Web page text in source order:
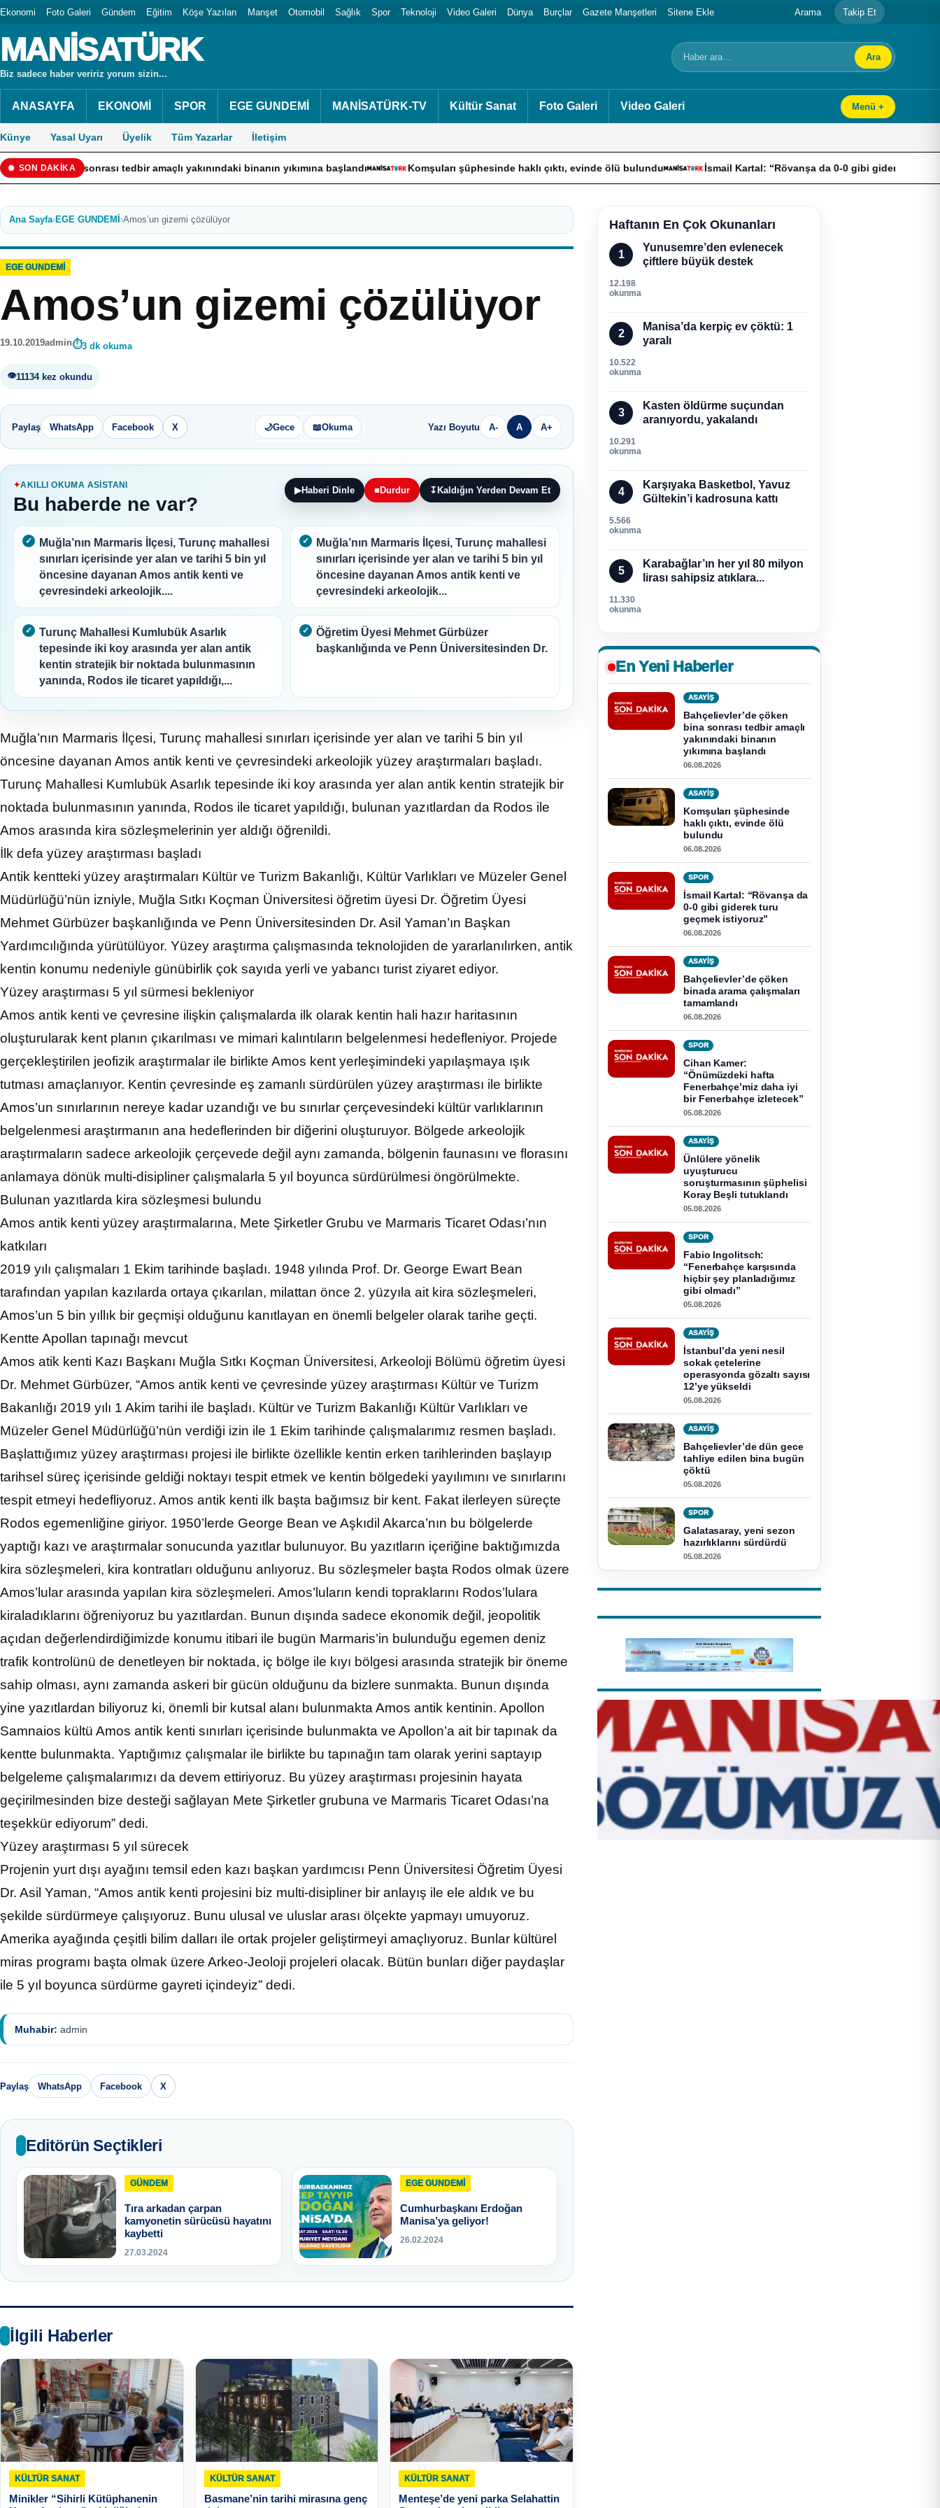
Ekonomi Foto Galeri Gündem Eğitim Köşe Yazıları Manşet Otomobil Sağlık Spor Teknoloji Video Galeri Dünya Burçlar Gazete Manşetleri Sitene Ekle Arama Takip Et
MANİSATÜRK
Biz sadece haber veririz yorum sizin...
Arama Ara
ANASAYFA EKONOMİ SPOR EGE GUNDEMİ MANİSATÜRK-TV Kültür Sanat Foto Galeri Video Galeri Menü +
Künye Yasal Uyarı Üyelik Tüm Yazarlar İletişim
SON DAKİKA
tedbir amaçlı yakınındaki binanın yıkımına başlandı Komşuları şüphesinde haklı çıktı, evinde ölü bulundu İsmail Kartal: “Rövanşa da 0-0 gibi giderek turu geçmek istiyoruz”
Ana Sayfa›EGE GUNDEMİ ›Amos’un gizemi çözülüyor
EGE GUNDEMİ
Amos’un gizemi çözülüyor
19.10.2019admin 3 dk okuma
11134 kez okundu
Paylaş WhatsApp Facebook X 🌙Gece 📖Okuma Yazı Boyutu A- A A+
AKILLI OKUMA ASISTANI
Bu haberde ne var?
▶Haberi Dinle ■ Durdur ↧ Kaldığın Yerden Devam Et
Muğla’nın Marmaris İlçesi, Turunç mahallesi
sınırları içerisinde yer alan ve tarihi 5 bin yıl
öncesine dayanan Amos antik kenti ve
çevresindeki arkeolojik....
Muğla’nın Marmaris İlçesi, Turunç mahallesi
sınırları içerisinde yer alan ve tarihi 5 bin yıl
öncesine dayanan Amos antik kenti ve
çevresindeki arkeolojik...
Turunç Mahallesi Kumlubük Asarlık
tepesinde iki koy arasında yer alan antik
kentin stratejik bir noktada bulunmasının
yanında, Rodos ile ticaret yapıldığı,...
Öğretim Üyesi Mehmet Gürbüzer
başkanlığında ve Penn Üniversitesinden Dr.
Muğla’nın Marmaris İlçesi, Turunç mahallesi sınırları içerisinde yer alan ve tarihi 5 bin yıl
öncesine dayanan Amos antik kenti ve çevresindeki arkeolojik yüzey araştırmaları başladı.
Turunç Mahallesi Kumlubük Asarlık tepesinde iki koy arasında yer alan antik kentin stratejik bir
noktada bulunmasının yanında, Rodos ile ticaret yapıldığı, bulunan yazıtlardan da Rodos ile
Amos arasında kira sözleşmelerinin yer aldığı öğrenildi.
İlk defa yüzey araştırması başladı
Antik kentteki yüzey araştırmaları Kültür ve Turizm Bakanlığı, Kültür Varlıkları ve Müzeler Genel
Müdürlüğü’nün izniyle, Muğla Sıtkı Koçman Üniversitesi öğretim üyesi Dr. Öğretim Üyesi
Mehmet Gürbüzer başkanlığında ve Penn Üniversitesinden Dr. Asil Yaman’ın Başkan
Yardımcılığında yürütülüyor. Yüzey araştırma çalışmasında teknolojiden de yararlanılırken, antik
kentin konumu nedeniyle günübirlik çok sayıda yerli ve yabancı turist ziyaret ediyor.
Yüzey araştırması 5 yıl sürmesi bekleniyor
Amos antik kenti ve çevresine ilişkin çalışmalarda ilk olarak kentin hali hazır haritasının
oluşturularak kent planın çıkarılması ve mimari kalıntıların belgelenmesi hedefleniyor. Projede
gerçekleştirilen jeofizik araştırmalar ile birlikte Amos kent yerleşimindeki yapılaşmaya ışık
tutması amaçlanıyor. Kentin çevresinde eş zamanlı sürdürülen yüzey araştırması ile birlikte
Amos’un sınırlarının nereye kadar uzandığı ve bu sınırlar çerçevesindeki kültür varlıklarının
belgelenmesi araştırmanın ana hedeflerinden bir diğerini oluşturuyor. Bölgede arkeolojik
araştırmaların sadece arkeolojik çerçevede değil aynı zamanda, bölgenin faunasını ve florasını
anlamaya dönük multi-disipliner çalışmalarla 5 yıl boyunca sürdürülmesi öngörülmekte.
Bulunan yazıtlarda kira sözleşmesi bulundu
Amos antik kenti yüzey araştırmalarına, Mete Şirketler Grubu ve Marmaris Ticaret Odası’nın
katkıları
2019 yılı çalışmaları 1 Ekim tarihinde başladı. 1948 yılında Prof. Dr. George Ewart Bean
tarafından yapılan kazılarda ortaya çıkarılan, milattan önce 2. yüzyıla ait kira sözleşmeleri,
Amos’un 5 bin yıllık bir geçmişi olduğunu kanıtlayan en önemli belgeler olarak tarihe geçti.
Kentte Apollan tapınağı mevcut
Amos atik kenti Kazı Başkanı Muğla Sıtkı Koçman Üniversitesi, Arkeoloji Bölümü öğretim üyesi
Dr. Mehmet Gürbüzer, “Amos antik kenti ve çevresinde yüzey araştırması Kültür ve Turizm
Bakanlığı 2019 yılı 1 Akim tarihi ile başladı. Kültür ve Turizm Bakanlığı Kültür Varlıkları ve
Müzeler Genel Müdürlüğü’nün verdiği izin ile 1 Ekim tarihinde çalışmalarımız resmen başladı.
Başlattığımız yüzey araştırması projesi ile birlikte özellikle kentin erken tarihlerinden başlayıp
tarihsel süreç içerisinde geldiği noktayı tespit etmek ve kentin bölgedeki yayılımını ve sınırlarını
tespit etmeyi hedefliyoruz. Amos antik kenti ilk başta bağımsız bir kent. Fakat ilerleyen süreçte
Rodos egemenliğine giriyor. 1950’lerde George Bean ve Aşkıdil Akarca’nın bu bölgelerde
yaptığı kazı ve araştırmalar sonucunda yazıtlar bulunuyor. Bu yazıtların içeriğine baktığımızda
kira sözleşmeleri, kira kontratları olduğunu anlıyoruz. Bu sözleşmeler başta Rodos olmak üzere
Amos’lular arasında yapılan kira sözleşmeleri. Amos’luların kendi topraklarını Rodos’lulara
kiraladıklarını öğreniyoruz bu yazıtlardan. Bunun dışında sadece ekonomik değil, jeopolitik
açıdan değerlendirdiğimizde konumu itibari ile bugün Marmaris’in bulunduğu egemen deniz
trafik kontrolünü de denetleyen bir noktada, iç bölge ile kıyı bölgesi arasında stratejik bir öneme
sahip olması, aynı zamanda askeri bir gücün olduğunu da bizlere sunmakta. Bunun dışında
yine yazıtlardan biliyoruz ki, önemli bir kutsal alanı bulunmakta Amos antik kentinin. Apollon
Samnaios kültü Amos antik kenti sınırları içerisinde bulunmakta ve Apollon’a ait bir tapınak da
kentte bulunmakta. Yaptığımız çalışmalar ile birlikte bu tapınağın tam olarak yerini saptayıp
belgeleme çalışmalarımızı da devem ettiriyoruz. Bu yüzey araştırması projesinin hayata
geçirilmesinden bize desteği sağlayan Mete Şirketler grubuna ve Marmaris Ticaret Odası’na
teşekkür ediyorum” dedi.
Yüzey araştırması 5 yıl sürecek
Projenin yurt dışı ayağını temsil eden kazı başkan yardımcısı Penn Üniversitesi Öğretim Üyesi
Dr. Asil Yaman, “Amos antik kenti projesini biz multi-disipliner bir anlayış ile ele aldık ve bu
şekilde sürdürmeye çalışıyoruz. Bunu ulusal ve uluslar arası ölçekte yapmayı umuyoruz.
Amerika ayağında çeşitli bilim dalları ile ortak projeler geliştirmeyi amaçlıyoruz. Bunlar kültürel
miras programı başta olmak üzere Arkeo-Jeoloji projeleri olacak. Bütün bunları diğer paydaşlar
ile 5 yıl boyunca sürdürme gayreti içindeyiz” dedi.
Muhabir: admin
Paylaş WhatsApp Facebook X
Editörün Seçtikleri
GÜNDEM
Tıra arkadan çarpan
kamyonetin sürücüsü hayatını
kaybetti
27.03.2024
EGE GUNDEMİ
Cumhurbaşkanı Erdoğan
Manisa’ya geliyor!
26.02.2024
İlgili Haberler
KÜLTÜR SANAT
Minikler “Sihirli Kütüphanenin
KÜLTÜR SANAT
Basmane’nin tarihi mirasına genç
KÜLTÜR SANAT
Menteşe’de yeni parka Selahattin
Haftanın En Çok Okunanları
1
Yunusemre’den evlenecek
çiftlere büyük destek
12.198
okunma
2
Manisa’da kerpiç ev çöktü: 1
yaralı
10.522
okunma
3
Kasten öldürme suçundan
aranıyordu, yakalandı
10.291
okunma
4
Karşıyaka Basketbol, Yavuz
Gültekin’i kadrosuna kattı
5.566
okunma
5
Karabağlar’ın her yıl 80 milyon
lirası sahipsiz atıklara...
11.330
okunma
En Yeni Haberler
ASAYİŞ
Bahçelievler’de çöken
bina sonrası tedbir amaçlı
yakınındaki binanın
yıkımına başlandı
06.08.2026
ASAYİŞ
Komşuları şüphesinde
haklı çıktı, evinde ölü
bulundu
06.08.2026
SPOR
İsmail Kartal: “Rövanşa da
0-0 gibi giderek turu
geçmek istiyoruz”
06.08.2026
ASAYİŞ
Bahçelievler’de çöken
binada arama çalışmaları
tamamlandı
06.08.2026
SPOR
Cihan Kamer:
“Önümüzdeki hafta
Fenerbahçe’miz daha iyi
bir Fenerbahçe izletecek”
05.08.2026
ASAYİŞ
Ünlülere yönelik
uyuşturucu
soruşturmasının şüphelisi
Koray Beşli tutuklandı
05.08.2026
SPOR
Fabio Ingolitsch:
“Fenerbahçe karşısında
hiçbir şey planladığımız
gibi olmadı”
05.08.2026
ASAYİŞ
İstanbul’da yeni nesil
sokak çetelerine
operasyonda gözaltı sayısı
12’ye yükseldi
05.08.2026
ASAYİŞ
Bahçelievler’de dün gece
tahliye edilen bina bugün
çöktü
05.08.2026
SPOR
Galatasaray, yeni sezon
hazırlıklarını sürdürdü
05.08.2026